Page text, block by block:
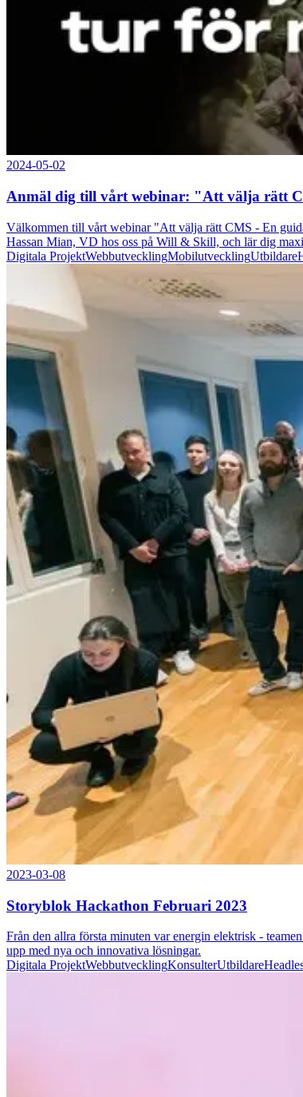
2024-05-02
Anmäl dig till vårt webinar: "Att välja rätt
Välkommen till vårt webinar "Att välja rätt CMS - En
Hassan Mian, VD hos oss på Will & Skill, och lär dig
Digitala ProjektWebbutvecklingMobilutvecklingUtbildare
2023-03-08
Storyblok Hackathon Februari 2023
Från den allra första minuten var energin elektrisk -
upp med nya och innovativa lösningar.
Digitala ProjektWebbutvecklingKonsulterUtbildare